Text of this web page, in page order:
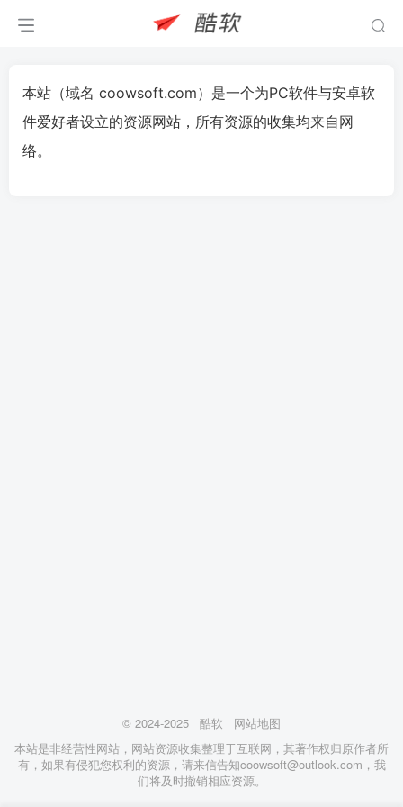
本站（域名 coowsoft.com）是一个为PC软件与安卓软
件爱好者设立的资源网站，所有资源的收集均来自网
络。
© 2024-2025 酷软
网站地图
本站是非经营性网站，网站资源收集整理于互联网，其著作权归原作者所
有，如果有侵犯您权利的资源，请来信告知coowsoft@outlook.com，我
们将及时撤销相应资源。